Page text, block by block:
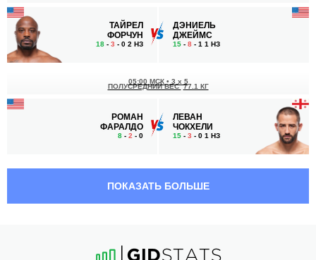
ТАЙРЕЛ
ФОРЧУН
18 - 3 - 0 2 НЗ
ДЭНИЕЛЬ
ДЖЕЙМС
15 - 8 - 1 1 НЗ
РОМАН
ФАРАЛДО
8 - 2 - 0
05:00 МСК • 3 x 5
ПОЛУСРЕДНИЙ ВЕС 77.1 КГ
ЛЕВАН
ЧОКХЕЛИ
15 - 3 - 0 1 НЗ
ПОКАЗАТЬ БОЛЬШЕ